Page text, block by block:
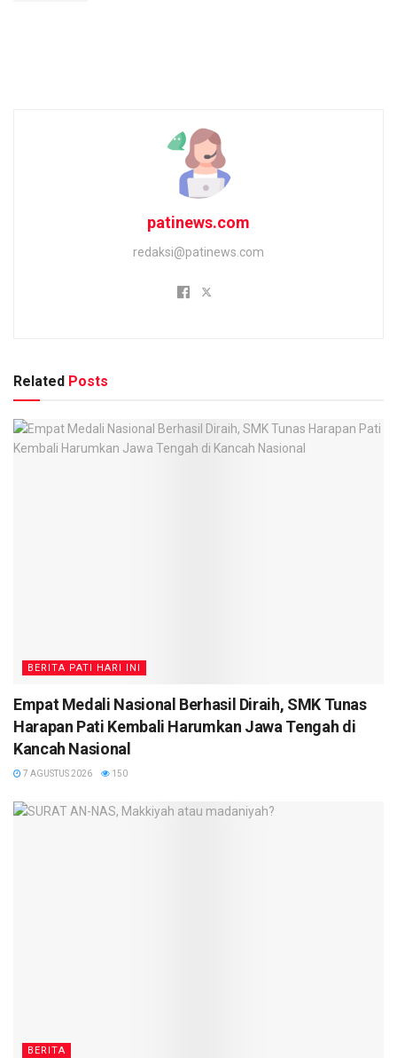
patinews.com
redaksi@patinews.com
Related Posts
BERITA PATI HARI INI
Empat Medali Nasional Berhasil Diraih, SMK Tunas
Harapan Pati Kembali Harumkan Jawa Tengah di
Kancah Nasional
7 AGUSTUS 2026 150
BERITA